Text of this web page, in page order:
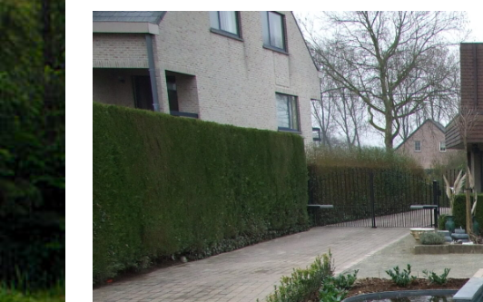
View
Larger
Image